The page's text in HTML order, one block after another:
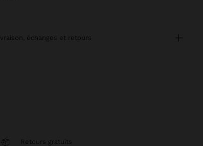
livraison, échanges et retours
Retours gratuits